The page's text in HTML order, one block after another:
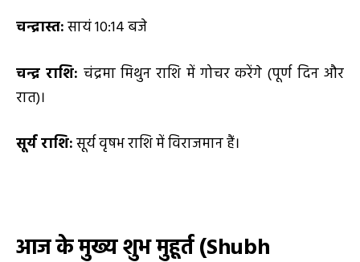
चन्द्रास्त:सायं 10:14 बजे
चन्द्र राशि: चंद्रमा मिथुन राशि में गोचर करेंगे (पूर्ण दिन और
रात)।
सूर्य राशि:सूर्य वृषभ राशि में विराजमान हैं।
आज के मुख्य शुभ मुहूर्त (Shubh